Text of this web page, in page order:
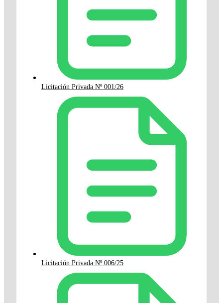
Licitación Privada Nº 001/26
Licitación Privada Nº 006/25